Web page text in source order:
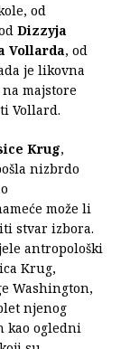
od
Dizzyja
Vollarda, od
je likovna
majstore
Vollard.
Krug,
nizbrdo
može li
stvar izbora.
antropološki
Krug,
Washington,
njenog
kao ogledni